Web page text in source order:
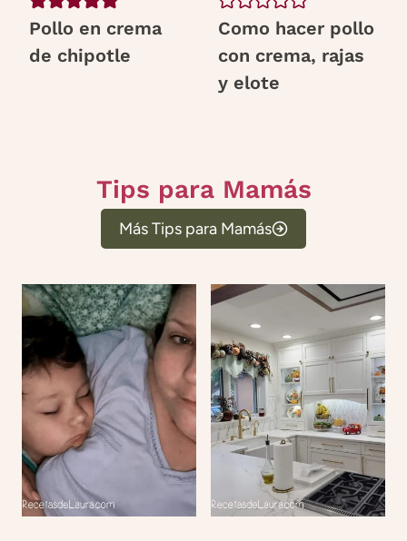
Pollo en crema
de chipotle
Como hacer pollo
con crema, rajas
y elote
Tips para Mamás
Más Tips para Mamás